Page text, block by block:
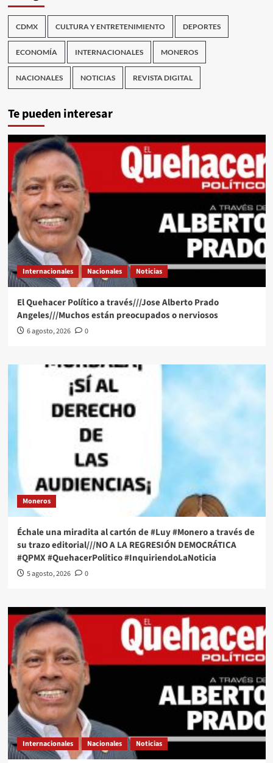
CDMX CULTURA Y ENTRETENIMIENTO DEPORTES
ECONOMÍA INTERNACIONALES MONEROS
NACIONALES NOTICIAS REVISTA DIGITAL
Te pueden interesar
Internacionales Nacionales Noticias
El Quehacer Político a través///Jose Alberto Prado
Angeles///Muchos están preocupados o nerviosos
6 agosto, 2026 0
Moneros
Échale una miradita al cartón de #Luy #Monero a través de
su trazo editorial///NO A LA REGRESIÓN DEMOCRÁTICA
#QPMX #QuehacerPolitico #InquiriendoLaNoticia
5 agosto, 2026 0
Internacionales Nacionales Noticias